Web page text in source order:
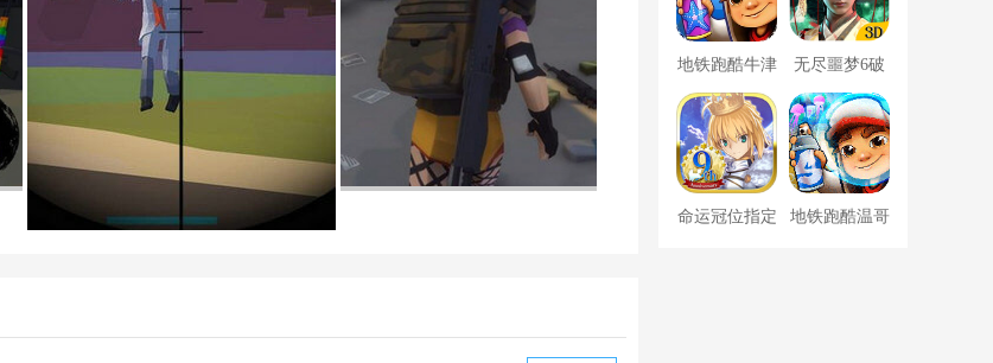
地铁跑酷牛津
版内置菜单
无尽噩梦6破
解版内置菜单
MOD修改器
命运冠位指定 地铁跑酷温哥